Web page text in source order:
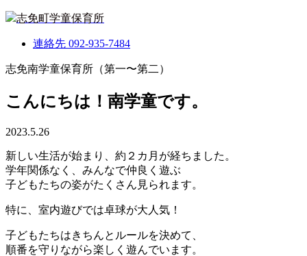
志免町学童保育所
連絡先 092-935-7484
志免南学童保育所（第一〜第二）
こんにちは！南学童です。
2023.5.26
新しい生活が始まり、約２カ月が経ちました。
学年関係なく、みんなで仲良く遊ぶ
子どもたちの姿がたくさん見られます。
特に、室内遊びでは卓球が大人気！
子どもたちはきちんとルールを決めて、
順番を守りながら楽しく遊んでいます。